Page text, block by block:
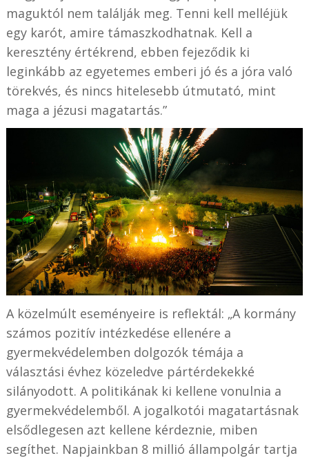
maguktól nem találják meg. Tenni kell melléjük
egy karót, amire támaszkodhatnak. Kell a
keresztény értékrend, ebben fejeződik ki
leginkább az egyetemes emberi jó és a jóra való
törekvés, és nincs hitelesebb útmutató, mint
maga a jézusi magatartás.”
A közelmúlt eseményeire is reflektál: „A kormány
számos pozitív intézkedése ellenére a
gyermekvédelemben dolgozók témája a
választási évhez közeledve pártérdekekké
silányodott. A politikának ki kellene vonulnia a
gyermekvédelemből. A jogalkotói magatartásnak
elsődlegesen azt kellene kérdeznie, miben
segíthet. Napjainkban 8 millió állampolgár tartja